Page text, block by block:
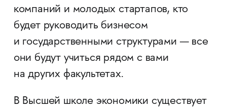
компаний и молодых стартапов, кто
будет руководить бизнесом
и государственными структурами — все
они будут учиться рядом с вами
на других факультетах.
В Высшей школе экономики существует